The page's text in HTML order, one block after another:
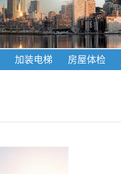
加装电梯 房屋体检